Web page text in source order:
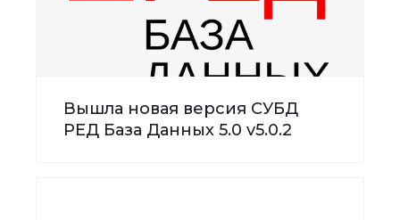
Вышла новая версия СУБД
РЕД База Данных 5.0 v5.0.2